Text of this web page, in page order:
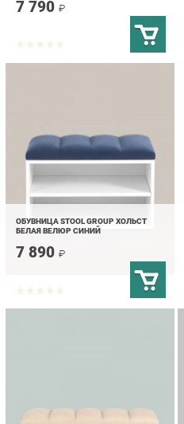
ОБУВНИЦА STOOL GROUP ХОЛЬСТ
БЕЛАЯ ВЕЛЮР СИНИЙ
7 890₽